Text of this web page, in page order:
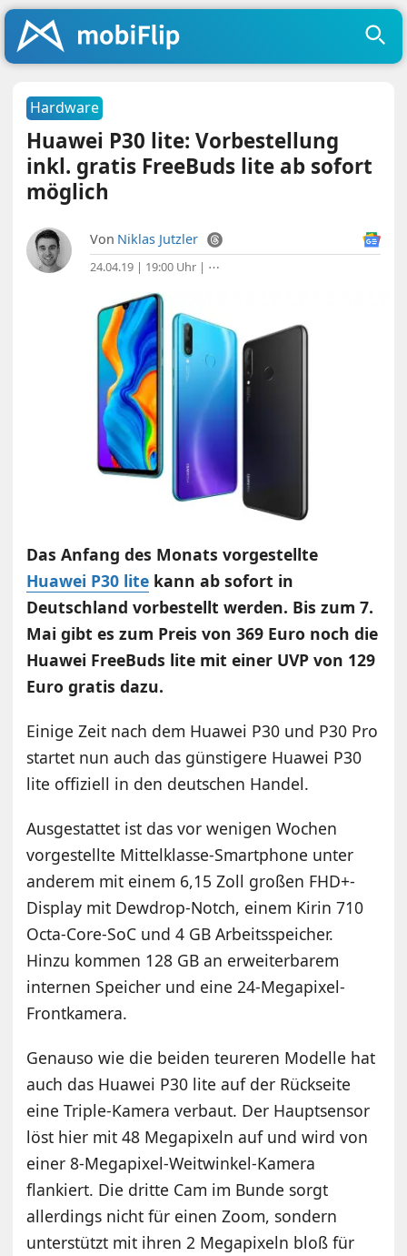
Hardware
Huawei P30 lite: Vorbestellung
inkl. gratis FreeBuds lite ab sofort
möglich
Von Niklas Jutzler
24.04.19 | 19:00 Uhr | ⋯
Das Anfang des Monats vorgestellte
Huawei P30 lite kann ab sofort in
Deutschland vorbestellt werden. Bis zum 7.
Mai gibt es zum Preis von 369 Euro noch die
Huawei FreeBuds lite mit einer UVP von 129
Euro gratis dazu.
Einige Zeit nach dem Huawei P30 und P30 Pro
startet nun auch das günstigere Huawei P30
lite offiziell in den deutschen Handel.
Ausgestattet ist das vor wenigen Wochen
vorgestellte Mittelklasse-Smartphone unter
anderem mit einem 6,15 Zoll großen FHD+-
Display mit Dewdrop-Notch, einem Kirin 710
Octa-Core-SoC und 4 GB Arbeitsspeicher.
Hinzu kommen 128 GB an erweiterbarem
internen Speicher und eine 24-Megapixel-
Frontkamera.
Genauso wie die beiden teureren Modelle hat
auch das Huawei P30 lite auf der Rückseite
eine Triple-Kamera verbaut. Der Hauptsensor
löst hier mit 48 Megapixeln auf und wird von
einer 8-Megapixel-Weitwinkel-Kamera
flankiert. Die dritte Cam im Bunde sorgt
allerdings nicht für einen Zoom, sondern
unterstützt mit ihren 2 Megapixeln bloß für